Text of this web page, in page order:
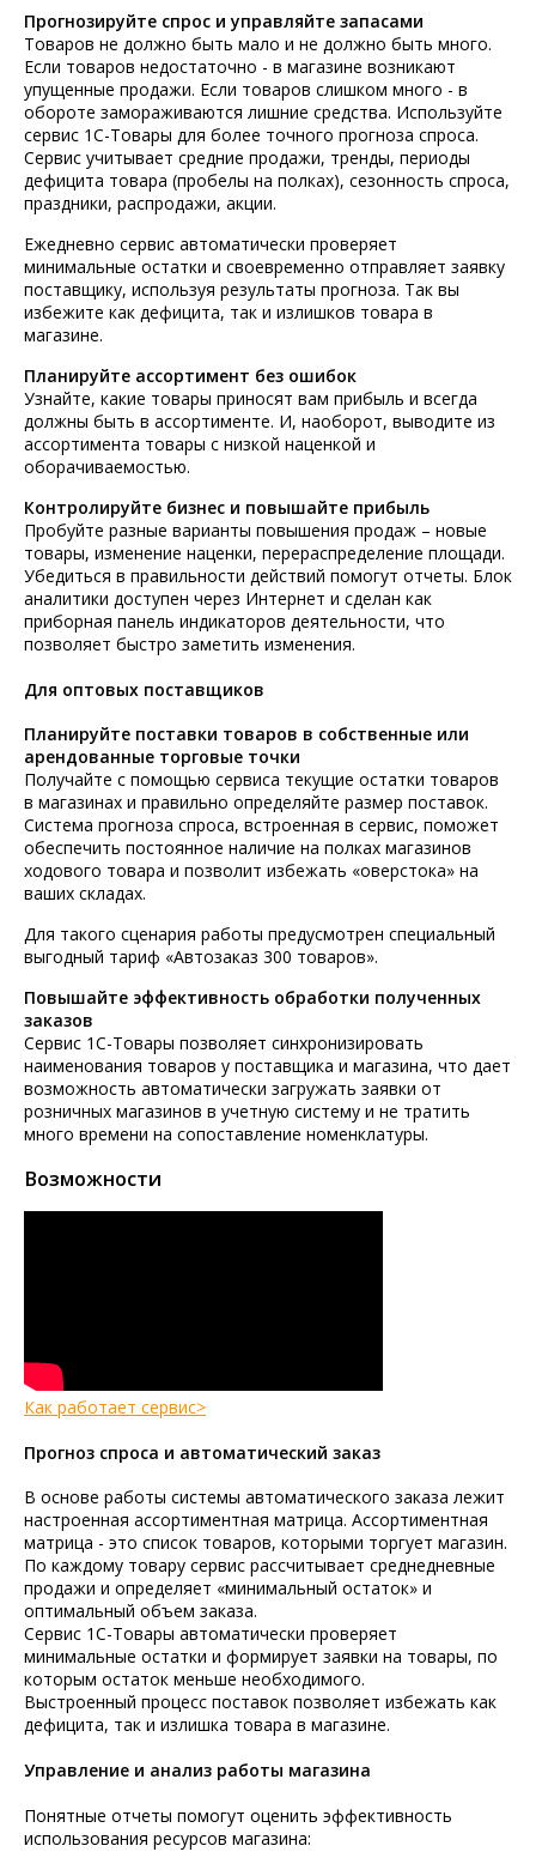
Прогнозируйте спрос и управляйте запасами
Товаров не должно быть мало и не должно быть много.
Если товаров недостаточно - в магазине возникают
упущенные продажи. Если товаров слишком много - в
обороте замораживаются лишние средства. Используйте
сервис 1С-Товары для более точного прогноза спроса.
Сервис учитывает средние продажи, тренды, периоды
дефицита товара (пробелы на полках), сезонность спроса,
праздники, распродажи, акции.
Ежедневно сервис автоматически проверяет
минимальные остатки и своевременно отправляет заявку
поставщику, используя результаты прогноза. Так вы
избежите как дефицита, так и излишков товара в
магазине.
Планируйте ассортимент без ошибок
Узнайте, какие товары приносят вам прибыль и всегда
должны быть в ассортименте. И, наоборот, выводите из
ассортимента товары с низкой наценкой и
оборачиваемостью.
Контролируйте бизнес и повышайте прибыль
Пробуйте разные варианты повышения продаж – новые
товары, изменение наценки, перераспределение площади.
Убедиться в правильности действий помогут отчеты. Блок
аналитики доступен через Интернет и сделан как
приборная панель индикаторов деятельности, что
позволяет быстро заметить изменения.
Для оптовых поставщиков
Планируйте поставки товаров в собственные или
арендованные торговые точки
Получайте с помощью сервиса текущие остатки товаров
в магазинах и правильно определяйте размер поставок.
Система прогноза спроса, встроенная в сервис, поможет
обеспечить постоянное наличие на полках магазинов
ходового товара и позволит избежать «оверстока» на
ваших складах.
Для такого сценария работы предусмотрен специальный
выгодный тариф «Автозаказ 300 товаров».
Повышайте эффективность обработки полученных
заказов
Сервис 1С-Товары позволяет синхронизировать
наименования товаров у поставщика и магазина, что дает
возможность автоматически загружать заявки от
розничных магазинов в учетную систему и не тратить
много времени на сопоставление номенклатуры.
Возможности
Как работает сервис>
Прогноз спроса и автоматический заказ
В основе работы системы автоматического заказа лежит
настроенная ассортиментная матрица. Ассортиментная
матрица - это список товаров, которыми торгует магазин.
По каждому товару сервис рассчитывает среднедневные
продажи и определяет «минимальный остаток» и
оптимальный объем заказа.
Сервис 1С-Товары автоматически проверяет
минимальные остатки и формирует заявки на товары, по
которым остаток меньше необходимого.
Выстроенный процесс поставок позволяет избежать как
дефицита, так и излишка товара в магазине.
Управление и анализ работы магазина
Понятные отчеты помогут оценить эффективность
использования ресурсов магазина: